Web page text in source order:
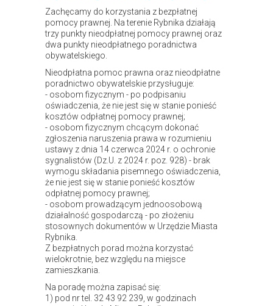
Zachęcamy do korzystania z bezpłatnej
pomocy prawnej. Na terenie Rybnika działają
trzy punkty nieodpłatnej pomocy prawnej oraz
dwa punkty nieodpłatnego poradnictwa
obywatelskiego.
Nieodpłatna pomoc prawna oraz nieodpłatne
poradnictwo obywatelskie przysługuje:
- osobom fizycznym - po podpisaniu
oświadczenia, że nie jest się w stanie ponieść
kosztów odpłatnej pomocy prawnej;
- osobom fizycznym chcącym dokonać
zgłoszenia naruszenia prawa w rozumieniu
ustawy z dnia 14 czerwca 2024 r. o ochronie
sygnalistów (Dz.U. z 2024 r. poz. 928) - brak
wymogu składania pisemnego oświadczenia,
że nie jest się w stanie ponieść kosztów
odpłatnej pomocy prawnej;
- osobom prowadzącym jednoosobową
działalność gospodarczą - po złożeniu
stosownych dokumentów w Urzędzie Miasta
Rybnika.
Z bezpłatnych porad można korzystać
wielokrotnie, bez względu na miejsce
zamieszkania.
Na poradę można zapisać się:
1) pod nr tel. 32 43 92 239, w godzinach